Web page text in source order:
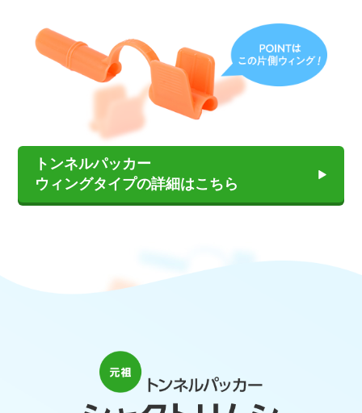
トンネルパッカー
ウィングタイプの詳細はこちら